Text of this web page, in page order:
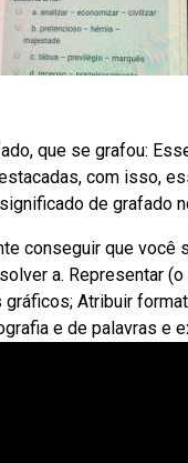
que se grafou:
com isso,
de grafado
conseguir que você
a. Representar
Atribuir
e de palavras e